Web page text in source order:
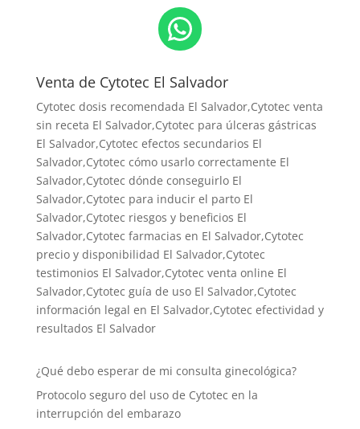
WhatsApp
Venta de Cytotec El Salvador
Cytotec dosis recomendada El Salvador,Cytotec venta
sin receta El Salvador,Cytotec para úlceras gástricas
El Salvador,Cytotec efectos secundarios El
Salvador,Cytotec cómo usarlo correctamente El
Salvador,Cytotec dónde conseguirlo El
Salvador,Cytotec para inducir el parto El
Salvador,Cytotec riesgos y beneficios El
Salvador,Cytotec farmacias en El Salvador,Cytotec
precio y disponibilidad El Salvador,Cytotec
testimonios El Salvador,Cytotec venta online El
Salvador,Cytotec guía de uso El Salvador,Cytotec
información legal en El Salvador,Cytotec efectividad y
resultados El Salvador
¿Qué debo esperar de mi consulta ginecológica?
Protocolo seguro del uso de Cytotec en la
interrupción del embarazo